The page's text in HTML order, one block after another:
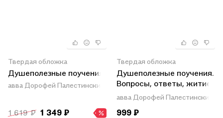
Твердая обложка
Душеполезные поучения
авва Дорофей Палестинский
1 619 ₽ 1 349 ₽
Твердая обложка
Душеполезные поучения.
Вопросы, ответы, житие.
Преподобный авва
Дорофей
авва Дорофей Палестинский
999 ₽